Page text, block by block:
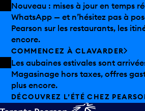
Skip to offers
Passer au contenu principal
Nouveau : mises à jour en temps
WhatsApp — et n’hésitez pas à
Pearson sur les restaurants, les
encore.
COMMENCEZ À CLAVARDER
Les aubaines estivales sont
Magasinage hors taxes, offres
plus encore.
DÉCOUVREZ L’ÉTÉ CHEZ